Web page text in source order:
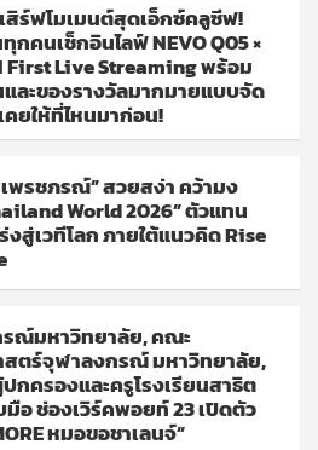
สิร์ฟโมเมนต์สุดเอ็กซ์คลูซีฟ!
กคนเช็กอินไลฟ์ NEVO Q05 ×
First Live Streaming พร้อม
และของรางวัลมากมายแบบจัด
คยให้ที่ไหนมาก่อน!
พรชภรณ์” สวยสง่า คว้ามง
World 2026” ตัวแทน
สู่เวทีโลก ภายใต้แนวคิด Rise
ณ์มหาวิทยาลัย, คณะ
ตร์จุฬาลงกรณ์ มหาวิทยาลัย,
กครองและครูโรงเรียนสาธิต
อ ช่องเวิร์คพอยท์ 23 เปิดตัว
หมอขอชาเลนจ์”